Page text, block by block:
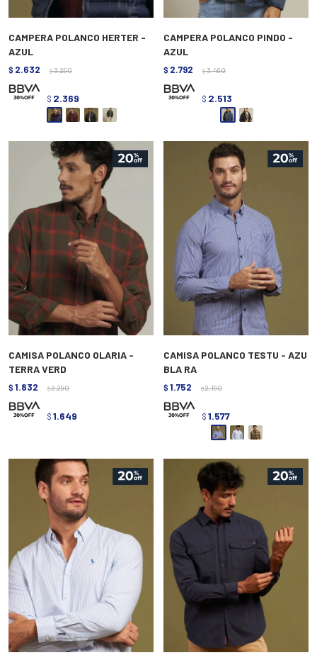
CAMPERA POLANCO HERTER -
AZUL
$ 2.632 $ 3.290
$ 2.369
CAMPERA POLANCO PINDO -
AZUL
$ 2.792 $ 3.490
$ 2.513
CAMISA POLANCO OLARIA -
TERRA VERD
$ 1.832 $ 2.290
$ 1.649
CAMISA POLANCO TESTU - AZU
BLA RA
$ 1.752 $ 2.190
$ 1.577